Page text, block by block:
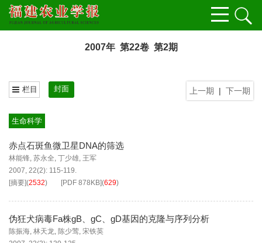
2007年 第22卷 第2期
上一期 | 下一期
栏目 封面
生命科学
赤点石斑鱼微卫星DNA的筛选
林能锋, 苏永全, 丁少雄, 王军
2007, 22(2): 115-119.
[摘要](2532) [PDF 878KB](629)
伪狂犬病毒Fa株gB、gC、gD基因的克隆与序列分析
陈振海, 林天龙, 陈少莺, 宋铁英